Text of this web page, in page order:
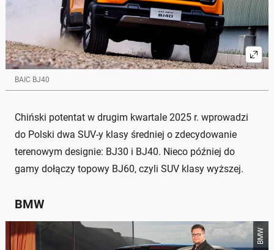
BAIC BJ40
Chiński potentat w drugim kwartale 2025 r. wprowadzi
do Polski dwa SUV-y klasy średniej o zdecydowanie
terenowym designie: BJ30 i BJ40. Nieco później do
gamy dołączy topowy BJ60, czyli SUV klasy wyższej.
BMW
BMW